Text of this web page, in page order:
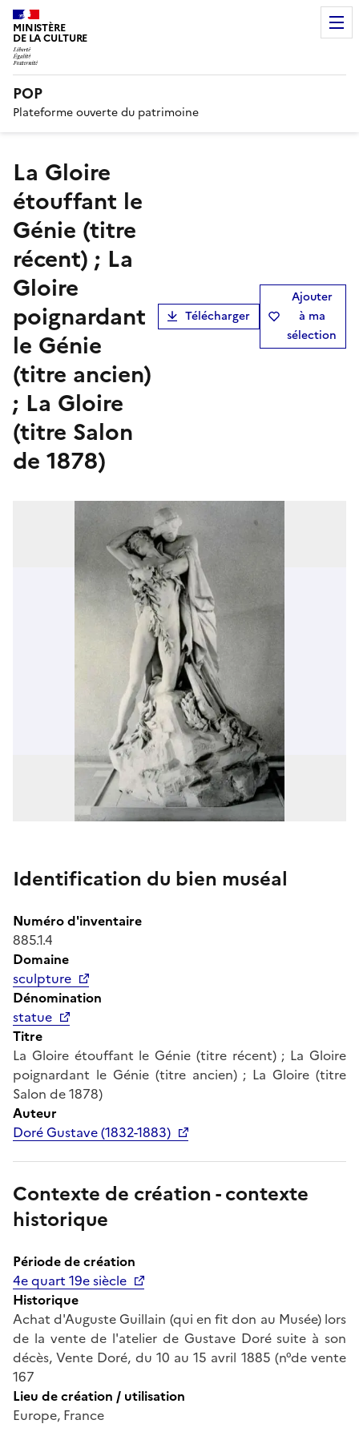
MINISTÈRE
DE LA CULTURE
POP
Plateforme ouverte du patrimoine
La Gloire
étouffant le
Génie (titre
récent) ; La
Gloire
poignardant
le Génie
(titre ancien)
; La Gloire
(titre Salon
de 1878)
Télécharger
Ajouter
à ma
sélection
Identification du bien muséal
Numéro d'inventaire
885.1.4
Domaine
sculpture
Dénomination
statue
Titre
La Gloire étouffant le Génie (titre récent) ; La Gloire
poignardant le Génie (titre ancien) ; La Gloire (titre
Salon de 1878)
Auteur
Doré Gustave (1832-1883)
Contexte de création - contexte
historique
Période de création
4e quart 19e siècle
Historique
Achat d'Auguste Guillain (qui en fit don au Musée) lors
de la vente de l'atelier de Gustave Doré suite à son
décès, Vente Doré, du 10 au 15 avril 1885 (n°de vente
167
Lieu de création / utilisation
Europe, France